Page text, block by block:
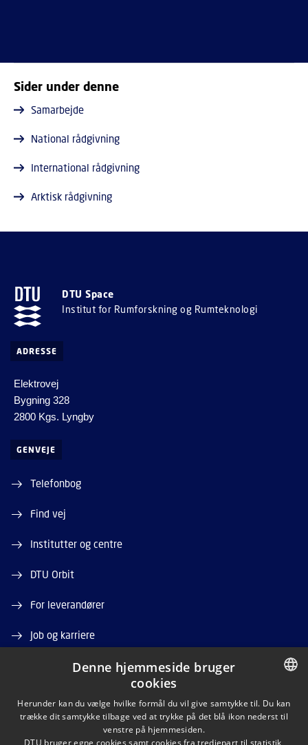
Sider under denne
Samarbejde
National rådgivning
International rådgivning
Arktisk rådgivning
DTU Space
Institut for Rumforskning og Rumteknologi
ADRESSE
Elektrovej
Bygning 328
2800 Kgs. Lyngby
GENVEJE
Telefonbog
Find vej
Institutter og centre
DTU Orbit
For leverandører
Job og karriere
Ledige stillinger
DANISH
Denne hjemmeside bruger
cookies
Herunder kan du vælge hvilke formål du vil give samtykke til. Du kan
trække dit samtykke tilbage ved at trykke på det blå ikon nederst til
venstre på hjemmesiden.
DTU bruger egne cookies samt cookies fra tredjepart til statistik,